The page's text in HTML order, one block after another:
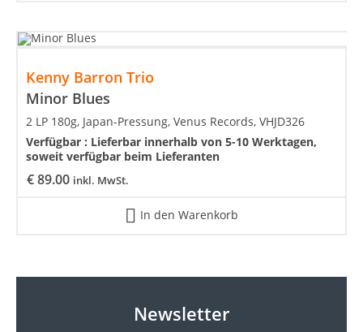
Kenny Barron Trio
Minor Blues
€89.00 inkl. MwSt.
2 LP 180g, Japan-Pressung, Venus Records, VHJD326
Verfügbar : Lieferbar innerhalb von 5-10 Werktagen,
soweit verfügbar beim Lieferanten
In den Warenkorb
Newsletter